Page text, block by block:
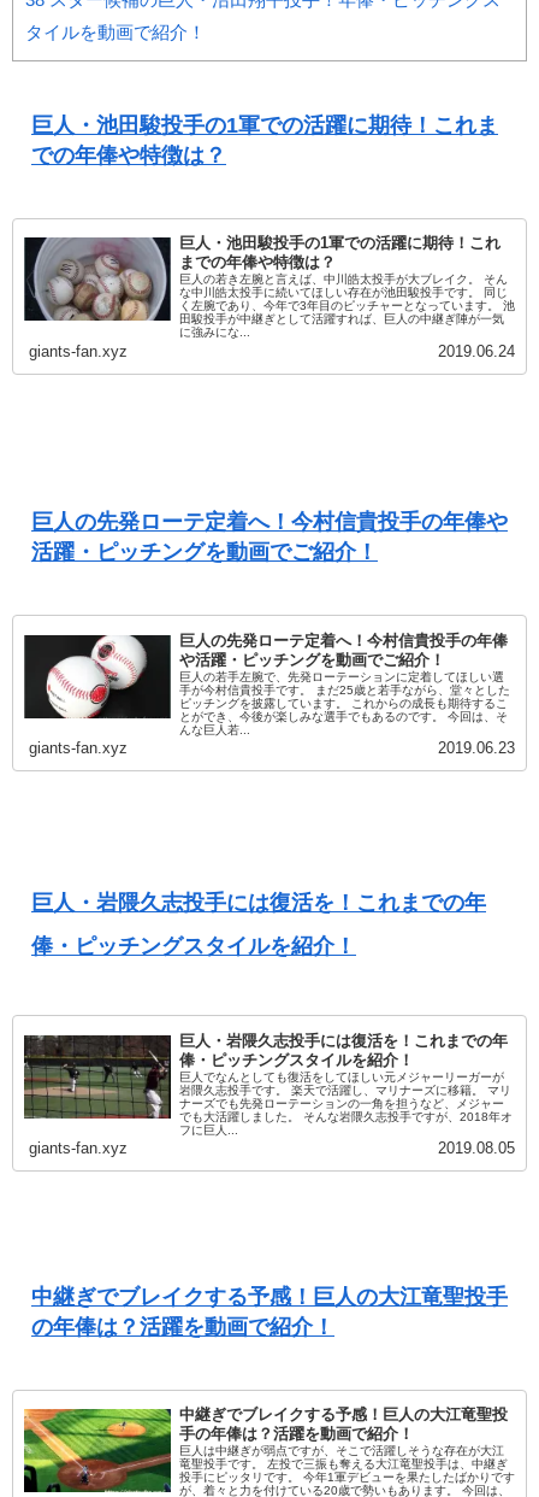
タイルを動画で紹介！
巨人・池田駿投手の1軍での活躍に期待！これま
での年俸や特徴は？
巨人・池田駿投手の1軍での活躍に期待！これ
までの年俸や特徴は？
巨人の若き左腕と言えば、中川皓太投手が大ブレイク。 そん
な中川皓太投手に続いてほしい存在が池田駿投手です。 同じ
く左腕であり、今年で3年目のピッチャーとなっています。 池
田駿投手が中継ぎとして活躍すれば、巨人の中継ぎ陣が一気
に強みにな...
giants-fan.xyz 2019.06.24
巨人の先発ローテ定着へ！今村信貴投手の年俸や
活躍・ピッチングを動画でご紹介！
巨人の先発ローテ定着へ！今村信貴投手の年俸
や活躍・ピッチングを動画でご紹介！
巨人の若手左腕で、先発ローテーションに定着してほしい選
手が今村信貴投手です。 まだ25歳と若手ながら、堂々とした
ピッチングを披露しています。 これからの成長も期待するこ
とができ、今後が楽しみな選手でもあるのです。 今回は、そ
んな巨人若...
giants-fan.xyz 2019.06.23
巨人・岩隈久志投手には復活を！これまでの年
俸・ピッチングスタイルを紹介！
巨人・岩隈久志投手には復活を！これまでの年
俸・ピッチングスタイルを紹介！
巨人でなんとしても復活をしてほしい元メジャーリーガーが
岩隈久志投手です。 楽天で活躍し、マリナーズに移籍。 マリ
ナーズでも先発ローテーションの一角を担うなど、メジャー
でも大活躍しました。 そんな岩隈久志投手ですが、2018年オ
フに巨人...
giants-fan.xyz 2019.08.05
中継ぎでブレイクする予感！巨人の大江竜聖投手
の年俸は？活躍を動画で紹介！
中継ぎでブレイクする予感！巨人の大江竜聖投
手の年俸は？活躍を動画で紹介！
巨人は中継ぎが弱点ですが、そこで活躍しそうな存在が大江
竜聖投手です。 左投で三振も奪える大江竜聖投手は、中継ぎ
投手にピッタリです。 今年1軍デビューを果たしたばかりです
が、着々と力を付けている20歳で勢いもあります。 今回は、